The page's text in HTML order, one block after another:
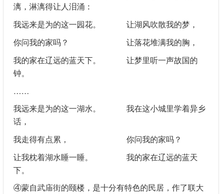
漓，淋漓得让人泪涌：
我远来是为的这一园花。 让湖风吹散我的梦，
你问我的家吗？ 让落花堆满我的胸，
我的家在辽远的蓝天下。 让梦里听一声故国的
钟。
……
我远来是为的这一湖水。 我在这小城里学着异乡
话，
我走得有点累， 你问我的家吗？
让我枕着湖水睡一睡。 我的家在辽远的蓝天
下。
④蒙自武庙街的颐楼，是十分有特色的民居，作了联大